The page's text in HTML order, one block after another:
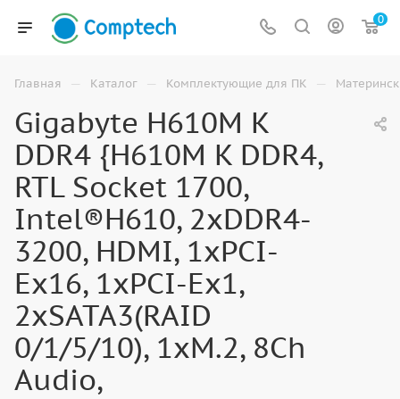
0
Главная — Каталог — Комплектующие для ПК —
Gigabyte H610M K
DDR4 {H610M K DDR4,
RTL Socket 1700,
Intel®H610, 2xDDR4-
3200, HDMI, 1xPCI-
Ex16, 1xPCI-Ex1,
2xSATA3(RAID
0/1/5/10), 1xM.2, 8Ch
Audio,